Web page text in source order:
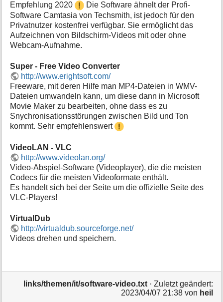
Empfehlung 2020
Die Software ähnelt der Profi-
Software Camtasia von Techsmith, ist jedoch für den
Privatnutzer kostenfrei verfügbar. Sie ermöglicht das
Aufzeichnen von Bildschirm-Videos mit oder ohne
Webcam-Aufnahme.
Super - Free Video Converter
http://www.erightsoft.com/
Freeware, mit deren Hilfe man MP4-Dateien in WMV-
Dateien umwandeln kann, um diese dann in Microsoft
Movie Maker zu bearbeiten, ohne dass es zu
Snychronisationsstörungen zwischen Bild und Ton
kommt. Sehr empfehlenswert
VideoLAN - VLC
http://www.videolan.org/
Video-Abspiel-Software (Videoplayer), die die meisten
Codecs für die meisten Videoformate enthält.
Es handelt sich bei der Seite um die offizielle Seite des
VLC-Players!
VirtualDub
http://virtualdub.sourceforge.net/
Videos drehen und speichern.
links/themen/it/software-video.txt· Zuletzt geändert:
2023/04/07 21:38von heil